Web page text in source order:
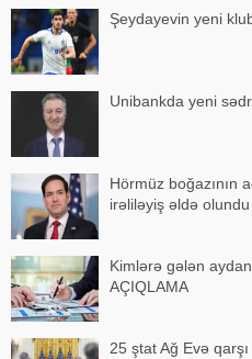
Şeydayevin yeni
Unibankda yeni
Hörmüz boğazının
irəliləyiş əldə olundu
Kimlərə gələn
AÇIQLAMA
25 ştat Ağ Evə